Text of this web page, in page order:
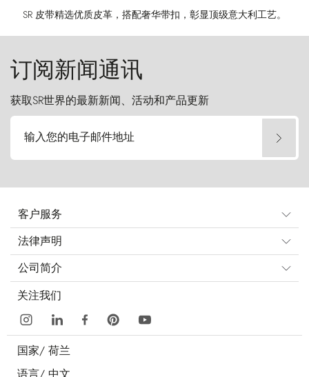
SR 皮带精选优质皮革，搭配奢华带扣，彰显顶级意大利工艺。
订阅新闻通讯
获取SR世界的最新新闻、活动和产品更新
输入您的电子邮件地址
客户服务
法律声明
公司简介
关注我们
国家/ 荷兰